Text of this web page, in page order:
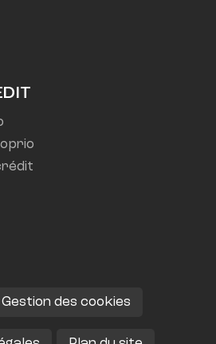
Gestion des cookies